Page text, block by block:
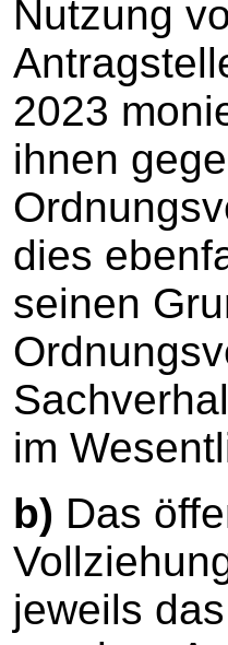
Nutzung
2023
ihnen
dies
seinen
im
b) Das
jeweils